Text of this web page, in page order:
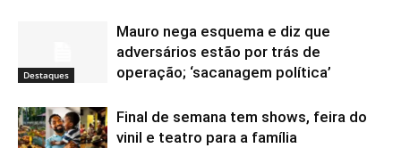
Destaques
Mauro nega esquema e diz que
adversários estão por trás de
operação; ‘sacanagem política’
Final de semana tem shows, feira do
vinil e teatro para a família